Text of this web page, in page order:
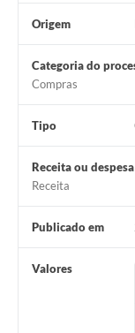
Origem
Categoria do
Compras
Tipo
Receita ou despesa
Receita
Publicado em
Valores